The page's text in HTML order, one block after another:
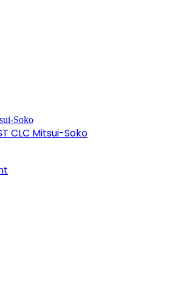
CLC Mitsui-Soko